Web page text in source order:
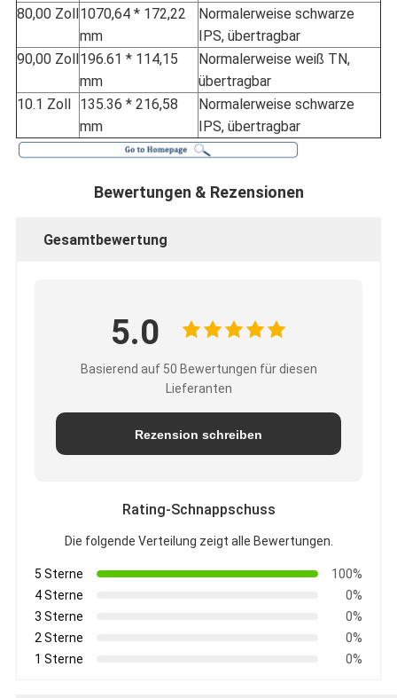
80,00 Zoll1070,64 * 172,22
mm
Normalerweise schwarze
IPS, übertragbar
90,00 Zoll196.61 * 114,15
mm
Normalerweise weiß TN,
übertragbar
10.1 Zoll 135.36 * 216,58
mm
Normalerweise schwarze
IPS, übertragbar
Bewertungen & Rezensionen
Gesamtbewertung
5.0
Basierend auf 50 Bewertungen für diesen
Lieferanten
Rezension schreiben
Rating-Schnappschuss
Die folgende Verteilung zeigt alle Bewertungen.
5 Sterne
100%
4 Sterne
0%
3 Sterne
0%
2 Sterne
0%
1 Sterne
0%